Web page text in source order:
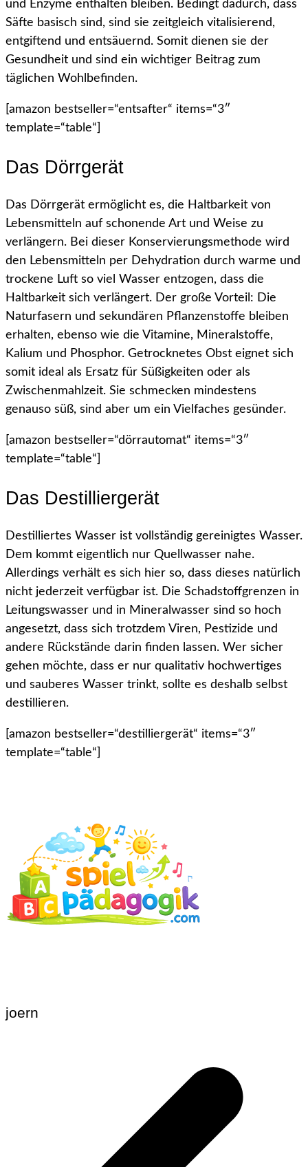
und Enzyme enthalten bleiben. Bedingt dadurch, dass
Säfte basisch sind, sind sie zeitgleich vitalisierend,
entgiftend und entsäuernd. Somit dienen sie der
Gesundheit und sind ein wichtiger Beitrag zum
täglichen Wohlbefinden.
[amazon bestseller=“entsafter“ items=“3″
template=“table“]
Das Dörrgerät
Das Dörrgerät ermöglicht es, die Haltbarkeit von
Lebensmitteln auf schonende Art und Weise zu
verlängern. Bei dieser Konservierungsmethode wird
den Lebensmitteln per Dehydration durch warme und
trockene Luft so viel Wasser entzogen, dass die
Haltbarkeit sich verlängert. Der große Vorteil: Die
Naturfasern und sekundären Pflanzenstoffe bleiben
erhalten, ebenso wie die Vitamine, Mineralstoffe,
Kalium und Phosphor. Getrocknetes Obst eignet sich
somit ideal als Ersatz für Süßigkeiten oder als
Zwischenmahlzeit. Sie schmecken mindestens
genauso süß, sind aber um ein Vielfaches gesünder.
[amazon bestseller=“dörrautomat“ items=“3″
template=“table“]
Das Destilliergerät
Destilliertes Wasser ist vollständig gereinigtes Wasser.
Dem kommt eigentlich nur Quellwasser nahe.
Allerdings verhält es sich hier so, dass dieses natürlich
nicht jederzeit verfügbar ist. Die Schadstoffgrenzen in
Leitungswasser und in Mineralwasser sind so hoch
angesetzt, dass sich trotzdem Viren, Pestizide und
andere Rückstände darin finden lassen. Wer sicher
gehen möchte, dass er nur qualitativ hochwertiges
und sauberes Wasser trinkt, sollte es deshalb selbst
destillieren.
[amazon bestseller=“destilliergerät“ items=“3″
template=“table“]
joern